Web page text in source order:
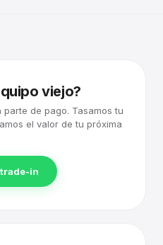
viejo?
parte de pago. Tasamos tu
el valor de tu próxima
in